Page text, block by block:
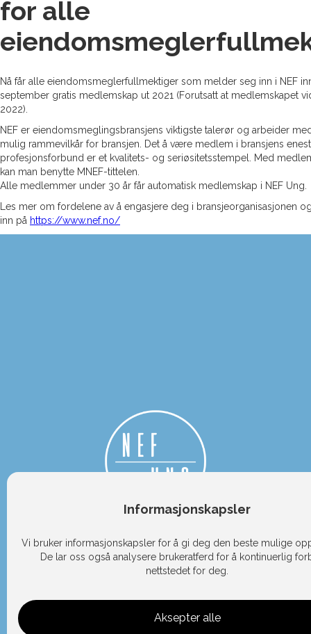
Informasjonskapsler
Vi bruker informasjonskapsler for å gi deg den beste mulige
De lar oss også analysere brukeratferd for å kontinuerlig
nettstedet for deg.
Aksepter alle
for alle
Nå får alle eiendomsmeglerfullmektiger som melder seg inn i NEF
september gratis medlemskap ut 2021 (Forutsatt at medlemskapet
2022).
NEF er eiendomsmeglingsbransjens viktigste talerør og arbeider
mulig rammevilkår for bransjen. Det å være medlem i bransjens
profesjonsforbund er et kvalitets- og seriøsitetsstempel. Med
kan man benytte MNEF-tittelen.
Alle medlemmer under 30 år får automatisk medlemskap i NEF Ung.
Les mer om fordelene av å engasjere deg i bransjeorganisasjonen
inn på https://www.nef.no/
Kontakt NEF Ung
+47 951 85 186
Fakturainformasjon
 